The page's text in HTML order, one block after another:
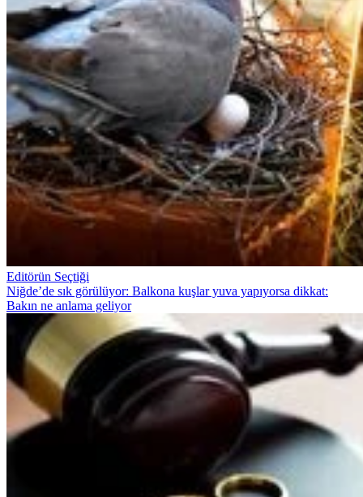
Editörün Seçtiği
Niğde’de sık görülüyor: Balkona kuşlar yuva yapıyorsa dikkat:
Bakın ne anlama geliyor